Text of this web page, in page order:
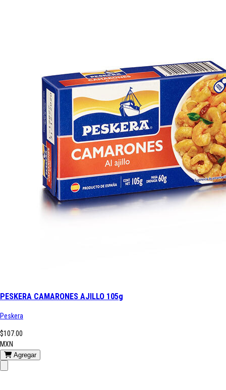
PESKERA CAMARONES AJILLO 105g
Peskera
$107.00
MXN
Agregar